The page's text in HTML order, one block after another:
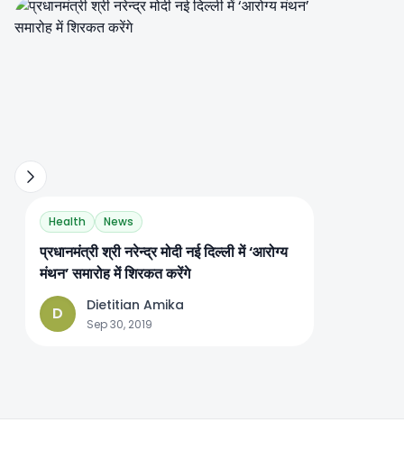
0
Health News
प्रधानमंत्री श्री नरेन्‍द्र मोदी नई दिल्‍ली में ‘आरोग्‍य
मंथन’ समारोह में शिरकत करेंगे
D
Dietitian Amika
Sep 30, 2019